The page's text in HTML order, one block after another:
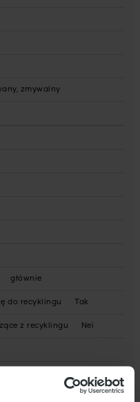
zmywalny
głównie
do recyklingu Tak
z recyklingu Nei
19,5 x 23 x 16,3